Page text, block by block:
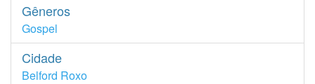
Gêneros
Gospel
Cidade
Belford Roxo